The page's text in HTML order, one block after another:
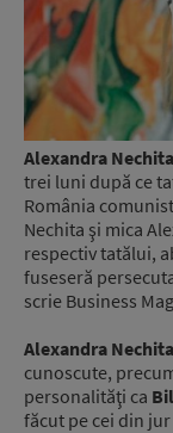
Alexandra Nechita
trei luni după ce
România
Nechita şi mica
respectiv tatălui,
fuseseră
scrie Business
Alexandra Nechita
cunoscute,
personalităţi ca
făcut pe cei din jur